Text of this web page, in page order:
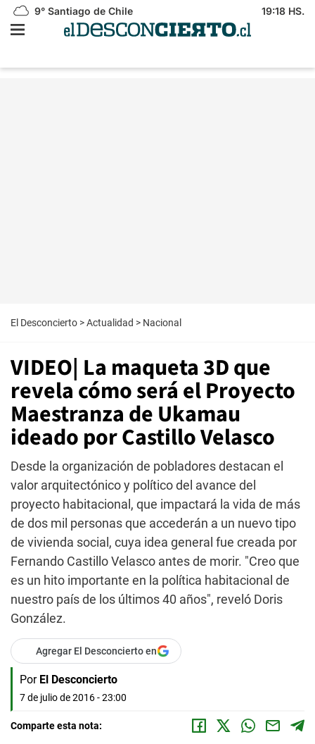
9° Santiago de Chile 19:18 HS.
El Desconcierto >Actualidad > Nacional
VIDEO| La maqueta 3D que
revela cómo será el Proyecto
Maestranza de Ukamau
ideado por Castillo Velasco
Desde la organización de pobladores destacan el
valor arquitectónico y político del avance del
proyecto habitacional, que impactará la vida de más
de dos mil personas que accederán a un nuevo tipo
de vivienda social, cuya idea general fue creada por
Fernando Castillo Velasco antes de morir. "Creo que
es un hito importante en la política habitacional de
nuestro país de los últimos 40 años", reveló Doris
González.
Agregar El Desconcierto en
Por El Desconcierto
7 de julio de 2016 - 23:00
Comparte esta nota: